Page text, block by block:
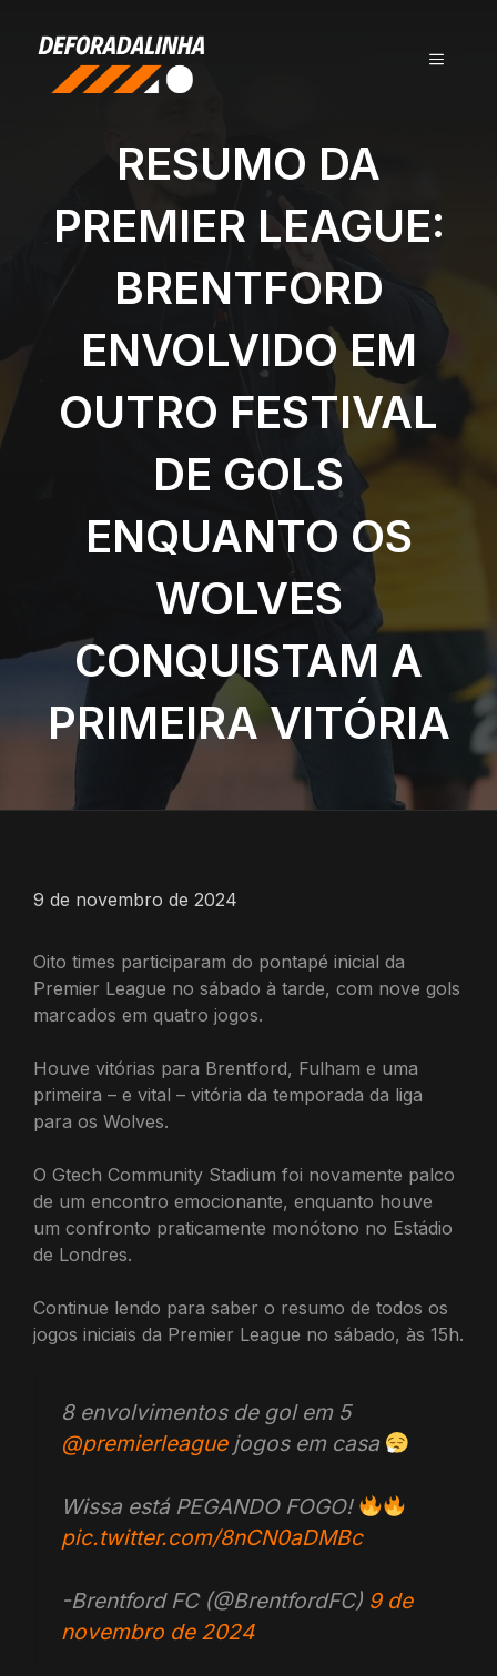
conteúdo
MENU
RESUMO DA
PREMIER LEAGUE:
BRENTFORD
ENVOLVIDO EM
OUTRO FESTIVAL
DE GOLS
ENQUANTO OS
WOLVES
CONQUISTAM A
PRIMEIRA VITÓRIA
9 de novembro de 2024
Oito times participaram do pontapé inicial da
Premier League no sábado à tarde, com nove gols
marcados em quatro jogos.
Houve vitórias para Brentford, Fulham e uma
primeira – e vital – vitória da temporada da liga
para os Wolves.
O Gtech Community Stadium foi novamente palco
de um encontro emocionante, enquanto houve
um confronto praticamente monótono no Estádio
de Londres.
Continue lendo para saber o resumo de todos os
jogos iniciais da Premier League no sábado, às 15h.
8 envolvimentos de gol em 5
@premierleaguejogos em casa
Wissa está PEGANDO FOGO!
pic.twitter.com/8nCN0aDMBc
-Brentford FC (@BrentfordFC) 9 de
novembro de 2024